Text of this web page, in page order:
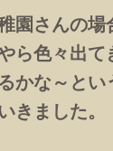
園さんの場
ら色々出て
かな～とい
きました。